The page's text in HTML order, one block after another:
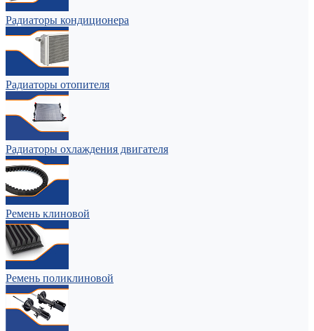
Радиаторы кондиционера
Радиаторы отопителя
Радиаторы охлаждения двигателя
Ремень клиновой
Ремень поликлиновой